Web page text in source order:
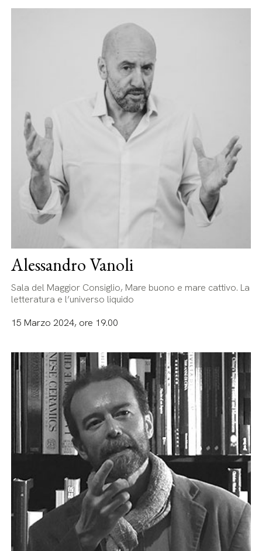
Alessandro Vanoli
Sala del Maggior Consiglio, Mare buono e mare cattivo. La
letteratura e l’universo liquido
15 Marzo 2024, ore 19.00